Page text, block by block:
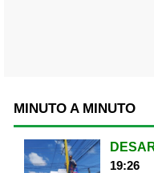
MINUTO A MINUTO
19:26